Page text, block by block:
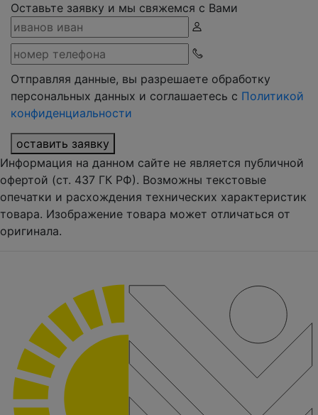
Оставьте заявку и мы свяжемся с Вами
Отправляя данные, вы разрешаете обработку
персональных данных и соглашаетесь с Политикой
конфиденциальности
оставить заявку
Информация на данном сайте не является публичной
офертой (ст. 437 ГК РФ). Возможны текстовые
опечатки и расхождения технических характеристик
товара. Изображение товара может отличаться от
оригинала.